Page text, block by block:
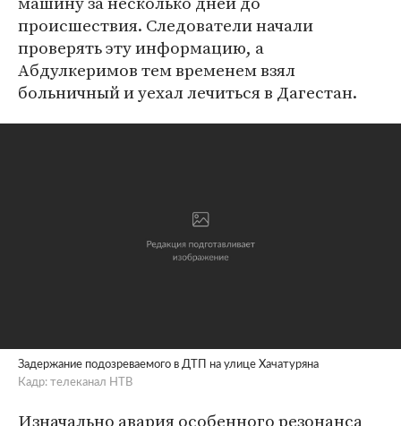
происшествия. Следователи начали
проверять эту информацию, а
Абдулкеримов тем временем взял
больничный и уехал лечиться в Дагестан.
Задержание подозреваемого в ДТП на улице Хачатуряна
Кадр: телеканал НТВ
Изначально авария особенного резонанса